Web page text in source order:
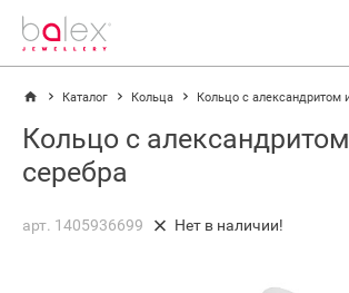
Каталог Кольца Кольцо с александритом
Кольцо с
серебра
арт. 1405936699 Нет в наличии!